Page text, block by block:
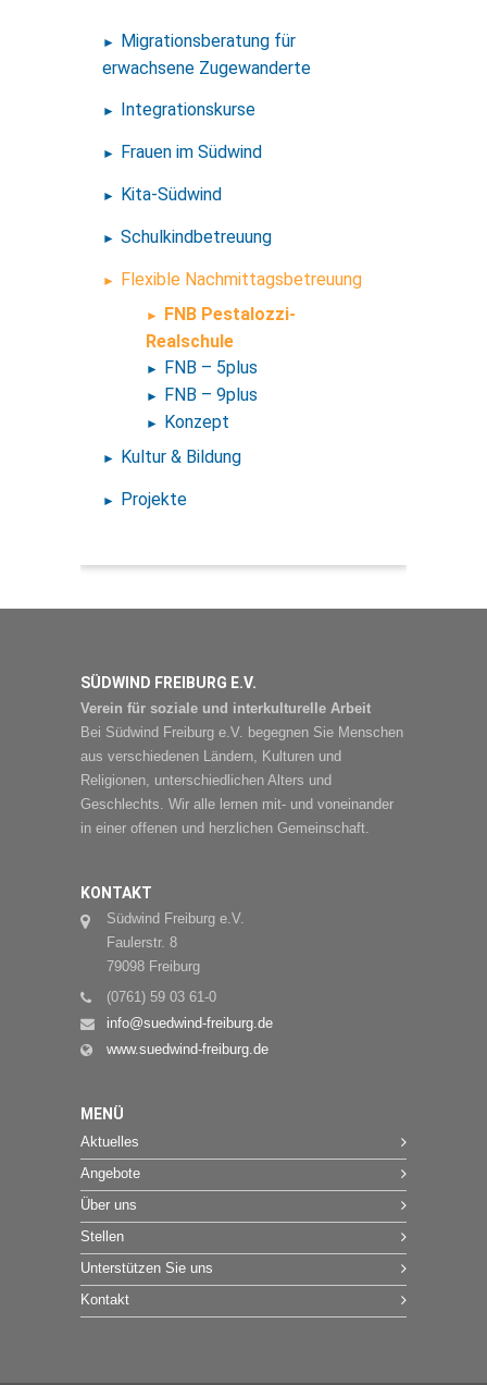
Migrationsberatung für
erwachsene Zugewanderte
Integrationskurse
Frauen im Südwind
Kita-Südwind
Schulkindbetreuung
Flexible Nachmittagsbetreuung
FNB Pestalozzi-
Realschule
FNB – 5plus
FNB – 9plus
Konzept
Kultur & Bildung
Projekte
SÜDWIND FREIBURG E.V.
Verein für soziale und interkulturelle Arbeit
Bei Südwind Freiburg e.V. begegnen Sie Menschen
aus verschiedenen Ländern, Kulturen und
Religionen, unterschiedlichen Alters und
Geschlechts. Wir alle lernen mit- und voneinander
in einer offenen und herzlichen Gemeinschaft.
KONTAKT
Südwind Freiburg e.V.
Faulerstr. 8
79098 Freiburg
(0761) 59 03 61-0
info@suedwind-freiburg.de
www.suedwind-freiburg.de
MENÜ
Aktuelles
Angebote
Über uns
Stellen
Unterstützen Sie uns
Kontakt